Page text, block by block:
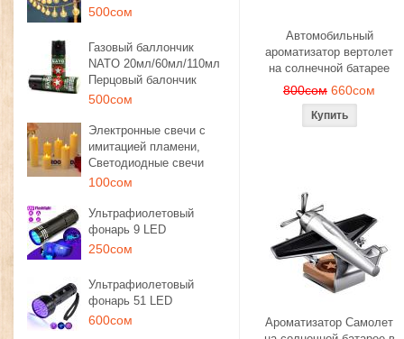
500сом
Газовый баллончик
NATO 20мл/60мл/110мл
Перцовый балончик
500сом
Электронные свечи с
имитацией пламени,
Светодиодные свечи
100сом
Ультрафиолетовый
фонарь 9 LED
250сом
Ультрафиолетовый
фонарь 51 LED
600сом
Автомобильный
ароматизатор вертолет
на солнечной батарее
800сом 660сом
Ароматизатор Самолет